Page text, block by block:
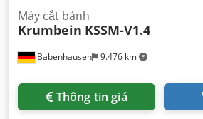
Babenhausen 9.476 km
Máy cắt bánh
Krumbein KSSM-V1.4
Thông tin giá